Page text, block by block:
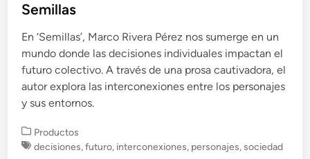
Semillas
En ‘Semillas’, Marco Rivera Pérez nos sumerge en un
mundo donde las decisiones individuales impactan el
futuro colectivo. A través de una prosa cautivadora, el
autor explora las interconexiones entre los personajes
y sus entornos.
P
u
Productos
decisiones,futuro, interconexiones, personajes,sociedad